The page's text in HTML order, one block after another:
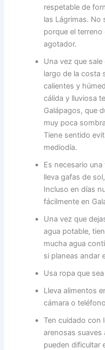
respetable de
las Lágrimas. No
porque el
agotador.
Una vez que
largo de la costa
calientes y
cálida y lluviosa
Galápagos, que
muy poca
Tiene sentido
mediodía.
Es necesario
lleva gafas de
Incluso en días
fácilmente en
Una vez que
agua potable,
mucha agua
si planeas andar
Usa ropa que
Lleva alimentos
cámara o
Ten cuidado con
arenosas suaves
pueden dificultar